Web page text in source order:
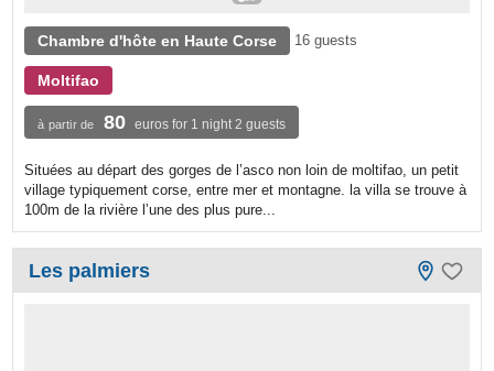
Chambre d'hôte en Haute Corse 16 guests
Moltifao
à partir de 80 euros for 1 night 2 guests
Situées au départ des gorges de l’asco non loin de moltifao, un petit
village typiquement corse, entre mer et montagne. la villa se trouve à
100m de la rivière l’une des plus pure...
Les palmiers